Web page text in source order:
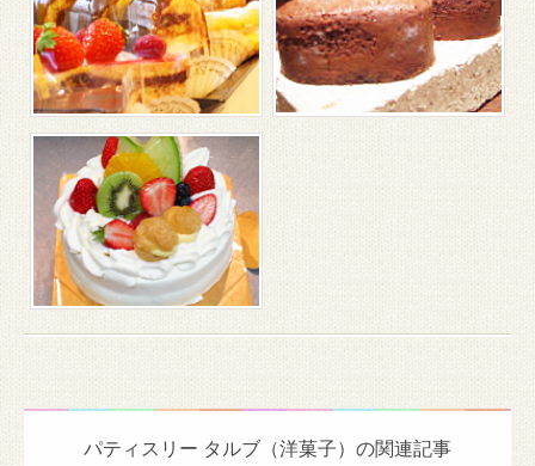
パティスリー タルブ（洋菓子）の関連記事